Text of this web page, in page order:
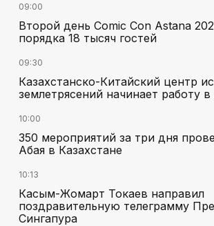
09:00
Второй день Comic Con Astana
порядка 18 тысяч гостей
09:30
Казахстанско-Китайский центр
землетрясений начинает работу
10:00
350 мероприятий за три дня
Абая в Казахстане
10:13
Касым-Жомарт Токаев направил
поздравительную телеграмму
Сингапура